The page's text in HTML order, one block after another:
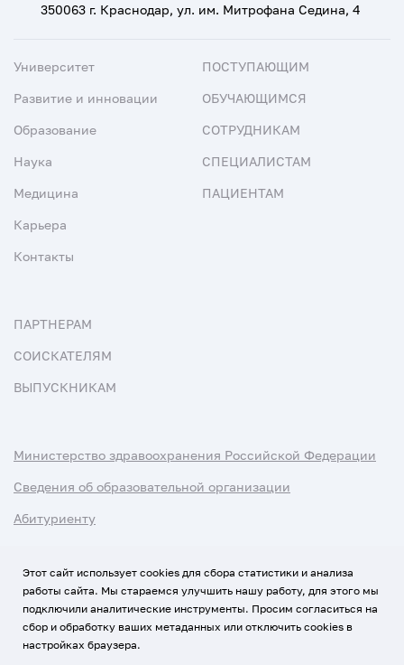
350063 г. Краснодар, ул. им. Митрофана Седина, 4
Университет
Развитие и инновации
Образование
Наука
Медицина
Карьера
Контакты
ПОСТУПАЮЩИМ
ОБУЧАЮЩИМСЯ
СОТРУДНИКАМ
СПЕЦИАЛИСТАМ
ПАЦИЕНТАМ
ПАРТНЕРАМ
СОИСКАТЕЛЯМ
ВЫПУСКНИКАМ
Министерство здравоохранения Российской Федерации
Сведения об образовательной организации
Абитуриенту
Использование Cookies
Политика обработки персональных данных
Этот сайт использует cookies для сбора статистики и анализа
работы сайта. Мы стараемся улучшить нашу работу, для этого мы
подключили аналитические инструменты. Просим согласиться на
сбор и обработку ваших метаданных или отключить cookies в
настройках браузера.